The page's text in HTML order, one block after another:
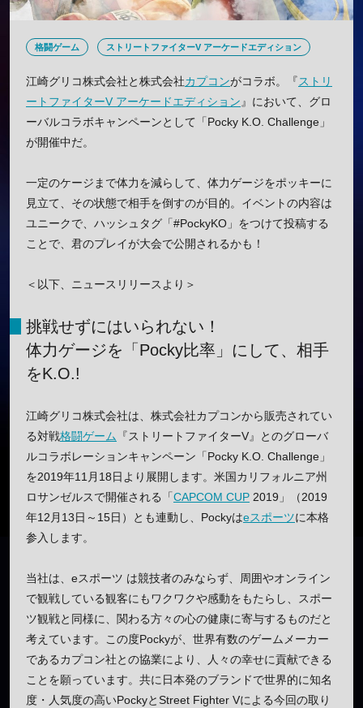
格闘ゲーム ストリートファイターV アーケードエディション
江崎グリコ株式会社と株式会社カプコンがコラボ。『ストリ
ートファイターV アーケードエディション 』において、グロ
ーバルコラボキャンペーンとして「Pocky K.O. Challenge」
が開催中だ。
一定のケージまで体力を減らして、体力ゲージをポッキーに
見立て、その状態で相手を倒すのが目的。イベントの内容は
ユニークで、ハッシュタグ「#PockyKO」をつけて投稿する
ことで、君のプレイが大会で公開されるかも！
＜以下、ニュースリリースより＞
挑戦せずにはいられない！
体力ゲージを「Pocky比率」にして、相手
をK.O.!
江崎グリコ株式会社は、株式会社カプコンから販売されてい
る対戦格闘ゲーム
『ストリートファイターV』とのグローバ
ルコラボレーションキャンペーン「Pocky K.O. Challenge」
を2019年11月18日より展開します。米国カリフォルニア州
ロサンゼルスで開催される「CAPCOM CUP 2019」（2019
年12月13日～15日）とも連動し、Pockyはeスポーツに本格
参入します。
当社は、eスポーツ は競技者のみならず、周囲やオンライン
で観戦している観客にもワクワクや感動をもたらし、スポー
ツ観戦と同様に、関わる方々の心の健康に寄与するものだと
考えています。この度Pockyが、世界有数のゲームメーカー
であるカプコン社との協業により、人々の幸せに貢献できる
ことを願っています。共に日本発のブランドで世界的に知名
度・人気度の高いPockyとStreet Fighter Vによる今回の取り